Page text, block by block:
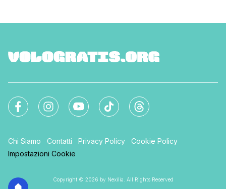
Chi Siamo Contatti Privacy Policy
Cookie Policy
Impostazioni Cookie
Copyright © 2026 by Nexilia. All Rights Reserved